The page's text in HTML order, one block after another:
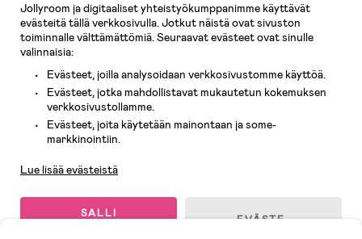
KidKraft, Ergobaby, Philips Avent, Neonate, Cybex, LEGO ja monia muita!
Tervetuloa shoppailemaan Pohjoismaiden suurimpaan lastentarvikkeiden
verkkokauppaan!
Jollyroom ja digitaaliset yhteistyökumppanimme käyttävät
evästeitä tällä verkkosivulla. Jotkut näistä ovat sivuston
toiminnalle välttämättömiä. Seuraavat evästeet ovat sinulle
valinnaisia:
Evästeet, joilla analysoidaan verkkosivustomme käyttöä.
Evästeet, jotka mahdollistavat mukautetun kokemuksen
verkkosivustollamme.
Evästeet, joita käytetään mainontaan ja some-
markkinointiin.
Lue lisää evästeistä
SALLI
EVÄSTE-